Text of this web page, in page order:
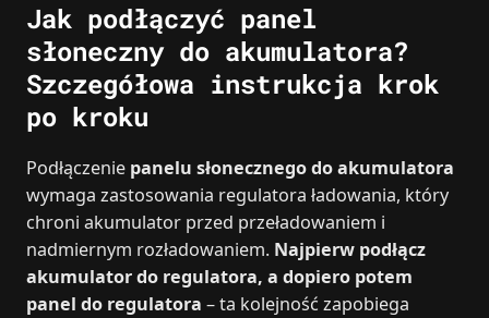
Jak podłączyć panel
słoneczny do akumulatora?
Szczegółowa instrukcja krok
po kroku
Podłączenie panelu słonecznego do akumulatora
wymaga zastosowania regulatora ładowania, który
chroni akumulator przed przeładowaniem i
nadmiernym rozładowaniem. Najpierw podłącz
akumulator do regulatora, a dopiero potem
panel do regulatora – ta kolejność zapobiega